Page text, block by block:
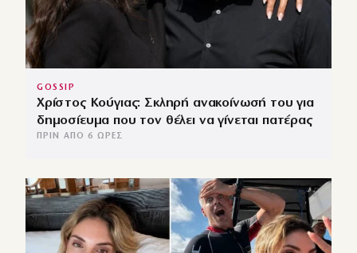
GOSSIP
Χρίστος Κούγιας: Σκληρή ανακοίνωσή του για
δημοσίευμα που τον θέλει να γίνεται πατέρας
ΠΡΙΝ ΑΠΌ 6 ΏΡΕΣ